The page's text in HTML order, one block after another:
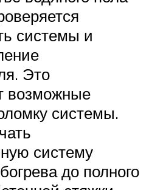
системы и
Это
возможные
системы.
систему
до полного